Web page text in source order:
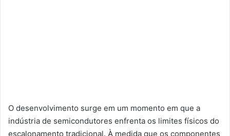
O desenvolvimento surge em um momento em que a
indústria de semicondutores enfrenta os limites físicos do
escalonamento tradicional. À medida que os componentes